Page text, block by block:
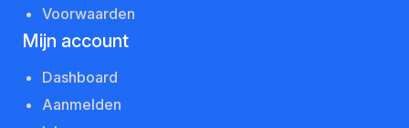
Voorwaarden
Mijn account
Dashboard
Aanmelden